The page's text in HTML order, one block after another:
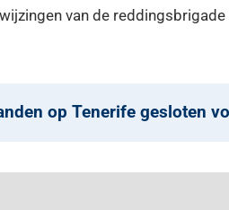
van de
op Tenerife gesloten